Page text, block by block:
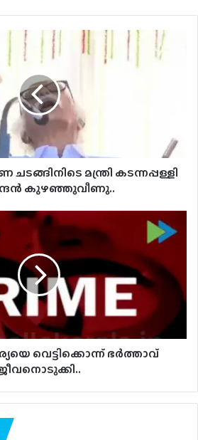
ചടങ്ങിനിടെ മന്ത്രി കടന്നപ്പള്ളി
കുഴഞ്ഞുവീണു..
വെട്ടിക്കൊന്ന് ഭർത്താവ്